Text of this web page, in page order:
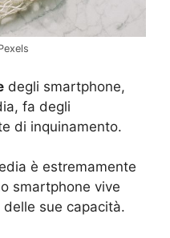
degli smartphone,
fa degli
di inquinamento.
è estremamente
smartphone vive
delle sue capacità.